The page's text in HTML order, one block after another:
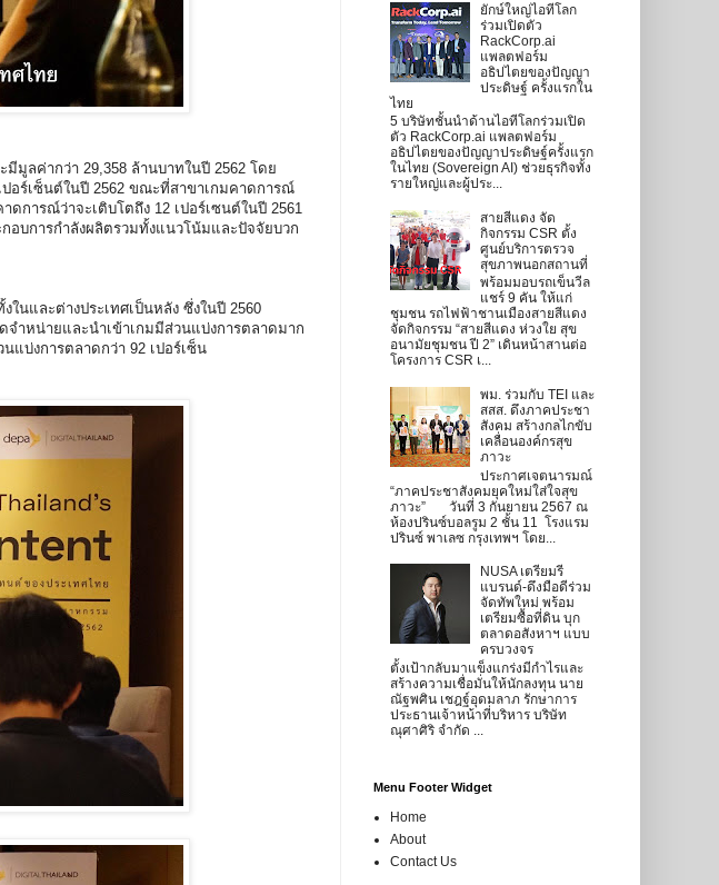
มูลค่ากว่า 29,358 ล้านบาทในปี 2562 โดย
อร์เซ็นต์ในปี 2562 ขณะที่สาขาเกมคาดการณ์
การณ์ว่าจะเติบโตถึง 12 เปอร์เซนต์ในปี 2561
อบการกำลังผลิตรวมทั้งแนวโน้มและปัจจัยบวก
นและต่างประเทศเป็นหลัง ซึ่งในปี 2560
ำหน่ายและนำเข้าเกมมีส่วนแบ่งการตลาดมาก
บ่งการตลาดกว่า 92 เปอร์เซ็น
ยักษ์ใหญ่ไอทีโลก
ร่วมเปิดตัว
RackCorp.ai
แพลตฟอร์ม
อธิปไตยของปัญญา
ประดิษฐ์ ครั้งแรกใน
ไทย
5 บริษัทชั้นนำด้านไอทีโลกร่วมเปิด
ตัว RackCorp.ai แพลตฟอร์ม
อธิปไตยของปัญญาประดิษฐ์ครั้งแรก
ในไทย (Sovereign AI) ช่วยธุรกิจทั้ง
รายใหญ่และผู้ประ...
สายสีแดง จัด
กิจกรรม CSR ตั้ง
ศูนย์บริการตรวจ
สุขภาพนอกสถานที่
พร้อมมอบรถเข็นวีล
แชร์ 9 คัน ให้แก่
ชุมชน รถไฟฟ้าชานเมืองสายสีแดง
จัดกิจกรรม “สายสีแดง ห่วงใย สุข
อนามัยชุมชน ปี 2” เดินหน้าสานต่อ
โครงการ CSR เ...
พม. ร่วมกับ TEI และ
สสส. ดึงภาคประชา
สังคม สร้างกลไกขับ
เคลื่อนองค์กรสุข
ภาวะ
ประกาศเจตนารมณ์
“ภาคประชาสังคมยุคใหม่ใส่ใจสุข
ภาวะ” วันที่ 3 กันยายน 2567 ณ
ห้องปรินซ์บอลรูม 2 ชั้น 11 โรงแรม
ปรินซ์ พาเลซ กรุงเทพฯ โดย...
NUSA เตรียมรี
แบรนด์-ดึงมือดีร่วม
จัดทัพใหม่ พร้อม
เตรียมซื้อที่ดิน บุก
ตลาดอสังหาฯ แบบ
ครบวงจร
ตั้งเป้ากลับมาแข็งแกร่งมีกำไรและ
สร้างความเชื่อมั่นให้นักลงทุน นาย
ณัฐพศิน เชฎฐ์อุดมลาภ รักษาการ
ประธานเจ้าหน้าที่บริหาร บริษัท
ณุศาศิริ จำกัด ...
Menu Footer Widget
Home
About
Contact Us